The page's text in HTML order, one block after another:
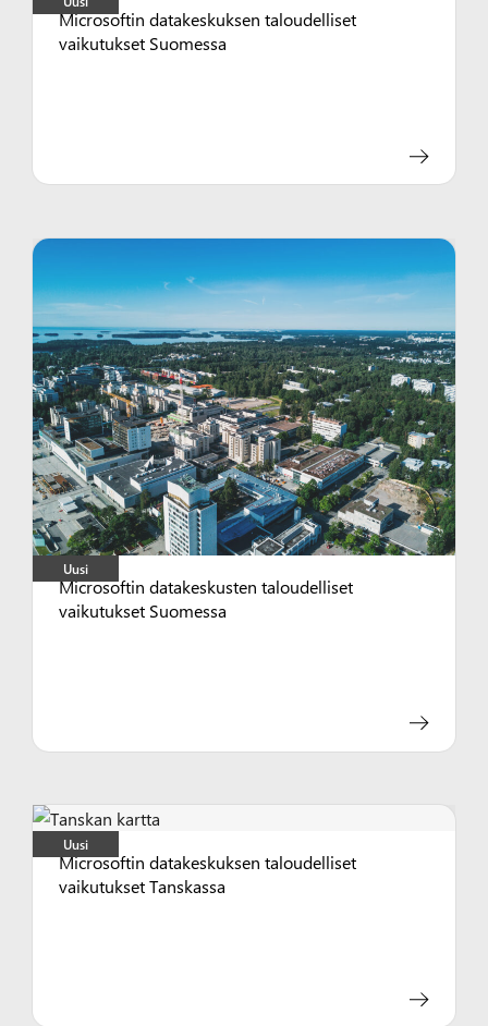
Microsoftin datakeskuksen taloudelliset
vaikutukset Suomessa
Uusi
Microsoftin datakeskusten taloudelliset
vaikutukset Suomessa
Uusi
Microsoftin datakeskuksen taloudelliset
vaikutukset Tanskassa